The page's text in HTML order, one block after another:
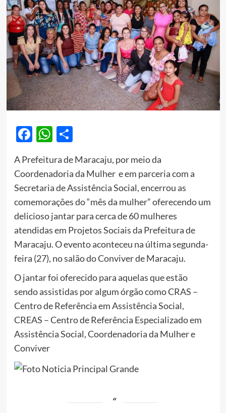
Facebook
WhatsApp
Share
A Prefeitura de Maracaju, por meio da
Coordenadoria da Mulher e em parceria com a
Secretaria de Assistência Social, encerrou as
comemorações do “mês da mulher” oferecendo um
delicioso jantar para cerca de 60 mulheres
atendidas em Projetos Sociais da Prefeitura de
Maracaju. O evento aconteceu na última segunda-
feira (27), no salão do Conviver de Maracaju.
O jantar foi oferecido para aquelas que estão
sendo assistidas por algum órgão como CRAS –
Centro de Referência em Assistência Social,
CREAS – Centro de Referência Especializado em
Assistência Social, Coordenadoria da Mulher e
Conviver